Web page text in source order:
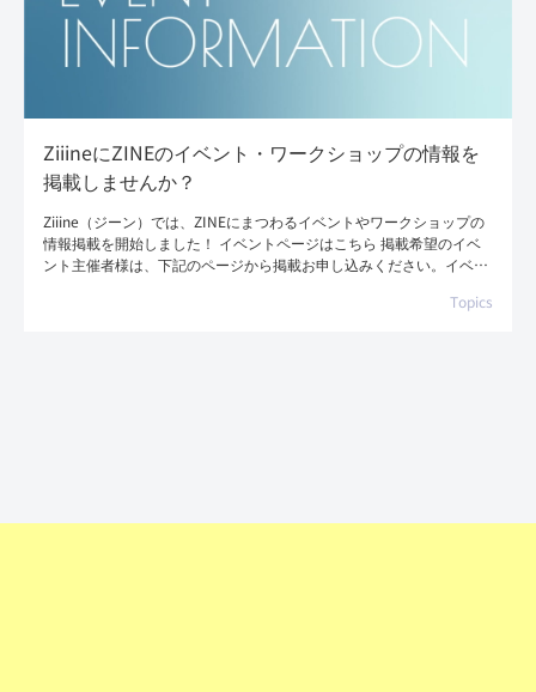
ZiiineにZINEのイベント・ワークショップの情報を
掲載しませんか？
Ziiine（ジーン）では、ZINEにまつわるイベントやワークショップの
情報掲載を開始しました！ イベントページはこちら 掲載希望のイベ
ント主催者様は、下記のページから掲載お申し込みください。イベン
Topics